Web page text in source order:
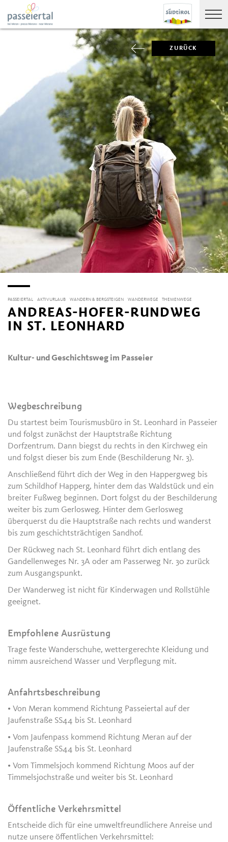
ZURÜCK
PASSEIERTAL AKTIVURLAUB WANDERN & BERGSTEIGEN WANDERWEGE THEMENWEGE
ANDREAS-HOFER-RUNDWEG
IN ST. LEONHARD
Kultur- und Geschichtsweg im Passeier
Wegbeschreibung
Du startest beim Tourismusbüro in St. Leonhard in Passeier
und folgst zunächst der Hauptstraße Richtung
Dorfzentrum. Dann biegst du rechts in den Kirchweg ein
und folgst dieser bis zum Ende (Beschilderung Nr. 3).
Anschließend führt dich der Weg in den Happergweg bis
zum Schildhof Happerg, hinter dem das Waldstück und ein
breiter Fußweg beginnen. Dort folgst du der Beschilderung
weiter bis zum Gerlosweg. Hinter dem Gerlosweg
überquerst du die Hauptstraße nach rechts und wanderst
bis zum geschichtsträchtigen Sandhof.
Der Rückweg nach St. Leonhard führt dich entlang des
Gandellenweges Nr. 3A oder am Passerweg Nr. 30 zurück
zum Ausgangspunkt.
Der Wanderweg ist nicht für Kinderwagen und Rollstühle
geeignet.
Empfohlene Ausrüstung
Trage feste Wanderschuhe, wettergerechte Kleidung und
nimm ausreichend Wasser und Verpflegung mit.
Anfahrtsbeschreibung
• Von Meran kommend Richtung Passeiertal auf der
Jaufenstraße SS44 bis St. Leonhard
• Vom Jaufenpass kommend Richtung Meran auf der
Jaufenstraße SS44 bis St. Leonhard
• Vom Timmelsjoch kommend Richtung Moos auf der
Timmelsjochstraße und weiter bis St. Leonhard
Öffentliche Verkehrsmittel
Entscheide dich für eine umweltfreundlichere Anreise und
nutze unsere öffentlichen Verkehrsmittel: